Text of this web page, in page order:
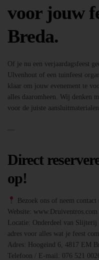
voor jouw
Breda.
Of je nu een verjaardagsfeest
Ulvenhout of een tuinfeest
klaar om jouw evenement te
alles daaromheen. Wij denken
voor de juiste
—
Direct
op!
Bezoek ons of neem
Website: www.Druiventros.com
Locatie: Onderdeel van
adres voor alles wat je feest
Adres: Hoogeind 6, 4817 EM
Telefoon / E-mail: 076 521